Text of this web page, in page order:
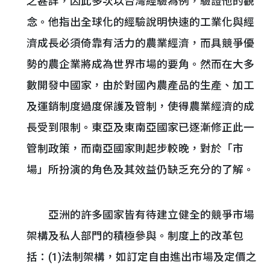
念。他指出全球化的經驗說明快速的工業化與經
濟成長必須倚靠有活力的農業經濟，而具競爭優
勢的農企業將成為世界市場的要角。然而在大多
數開發中國家，由於對國內農產品的生產、加工
及運銷制度過度保護及管制，使得農業經濟的成
長受到限制。東亞及東南亞國家已逐漸修正此一
管制政策，而南亞國家則起步較晚，對於「市
場」所扮演的角色及其效益仍缺乏充分的了解。
亞洲的許多國家皆有待建立健全的競爭市場
架構及私人部門的積極參與。制度上的改革包
括：(1)法制架構，如訂定自由進出市場及定價之